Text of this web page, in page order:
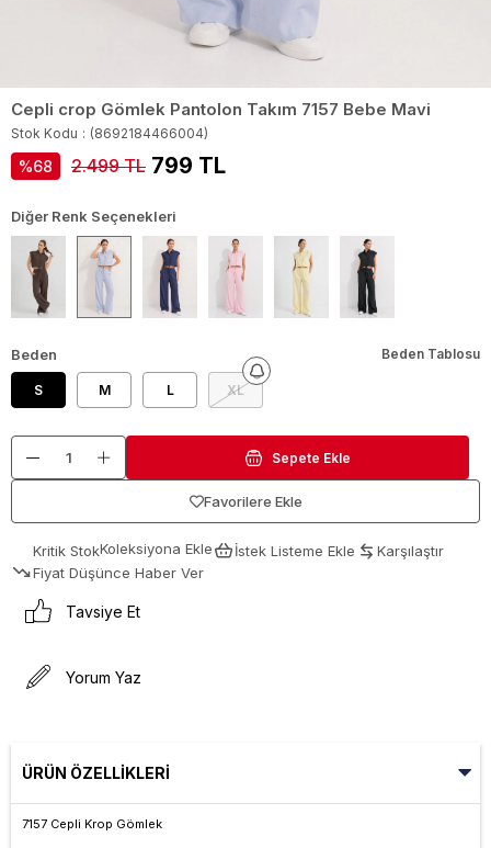
Cepli crop Gömlek Pantolon Takım 7157 Bebe Mavi
Stok Kodu (8692184466004)
68 2.499 TL 799 TL
Diğer Renk Seçenekleri
Beden
S M L XL
Beden Tablosu
Favorilere Ekle
Kritik StokKoleksiyona Ekle İstek Listeme Ekle
Karşılaştır
Fiyat Düşünce Haber Ver
Tavsiye Et
Yorum Yaz
ÜRÜN ÖZELLIKLERI
7157 Cepli Krop Gömlek